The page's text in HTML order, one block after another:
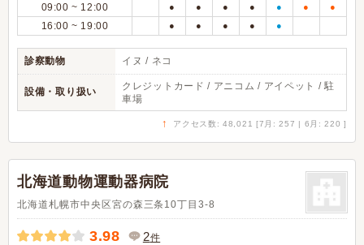
09:00 ~ 12:00 ● ● ● ● ● ● ●
16:00 ~ 19:00 ● ● ● ● ●
診察動物 イヌ / ネコ
設備・取り扱い
クレジットカード / アニコム / アイペット / 駐
車場
↑ アクセス数: 48,021 [7月: 257 | 6月: 220 ]
北海道動物運動器病院
北海道札幌市中央区宮の森三条10丁目3-8
3.98 2件